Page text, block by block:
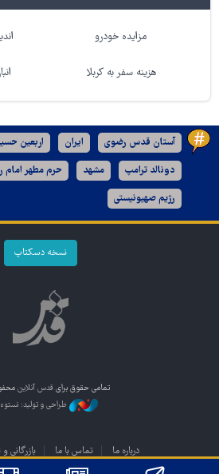
مزایده خودرو
هزینه سفر به کربلا
آستان قدس رضوی ایران اربعین
دونالد ترامپ مشهد حرم مطهر
رژیم صهیونیستی
نسخه دسکتاپ
تمامی حقوق برای قدس آنلاین
طراحی و تولید: نستوه
درباره ما تماس با ما بازرگانی